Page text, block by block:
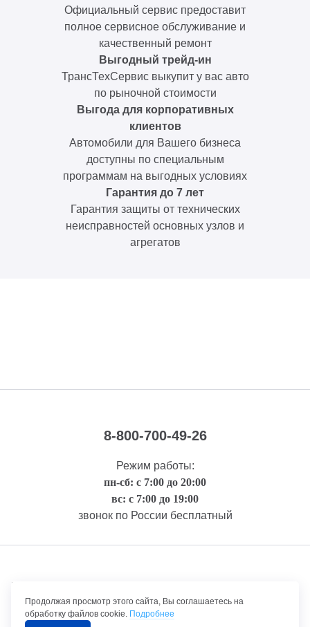
Официальный сервис предоставит
полное сервисное обслуживание и
качественный ремонт
Выгодный трейд-ин
ТрансТехСервис выкупит у вас авто
по рыночной стоимости
Выгода для корпоративных
клиентов
Автомобили для Вашего бизнеса
доступны по специальным
программам на выгодных условиях
Гарантия до 7 лет
Гарантия защиты от технических
неисправностей основных узлов и
агрегатов
8-800-700-49-26
Режим работы:
пн-сб: с 7:00 до 20:00
вс: с 7:00 до 19:00
звонок по России бесплатный
Правовая информация
Продолжая просмотр этого сайта, Вы соглашаетесь на
обработку файлов cookie. Подробнее